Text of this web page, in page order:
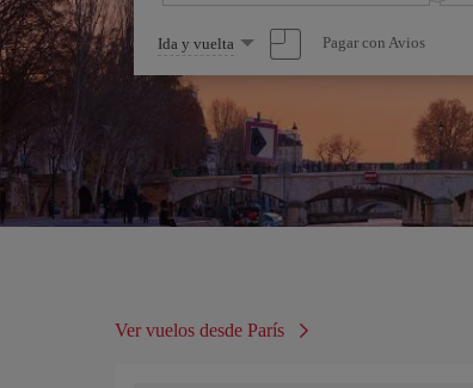
Seleccione
una
opción
Ida y vuelta Pagar con Avios
Ver vuelos desde París